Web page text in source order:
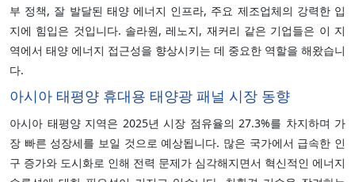
부 정책, 잘 발달된 태양 에너지 인프라, 주요 제조업체의 강력한 입
지에 힘입은 것입니다. 솔라원, 레노지, 재커리 같은 기업들은 이 지
역에서 태양 에너지 접근성을 향상시키는 데 중요한 역할을 해왔습니
다.
아시아 태평양 휴대용 태양광 패널 시장 동향
아시아 태평양 지역은 2025년 시장 점유율의 27.3%를 차지하며 가
장 빠른 성장세를 보일 것으로 예상됩니다. 많은 국가에서 급속한 인
구 증가와 도시화로 인해 전력 문제가 심각해지면서 혁신적인 에너지